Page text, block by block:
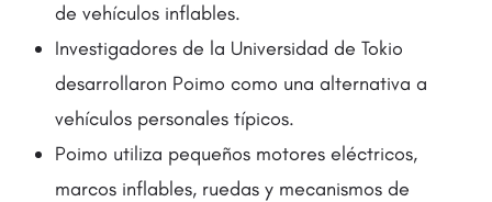
de vehículos inflables.
Investigadores de la Universidad de Tokio
desarrollaron Poimo como una alternativa a
vehículos personales típicos.
Poimo utiliza pequeños motores eléctricos,
marcos inflables, ruedas y mecanismos de